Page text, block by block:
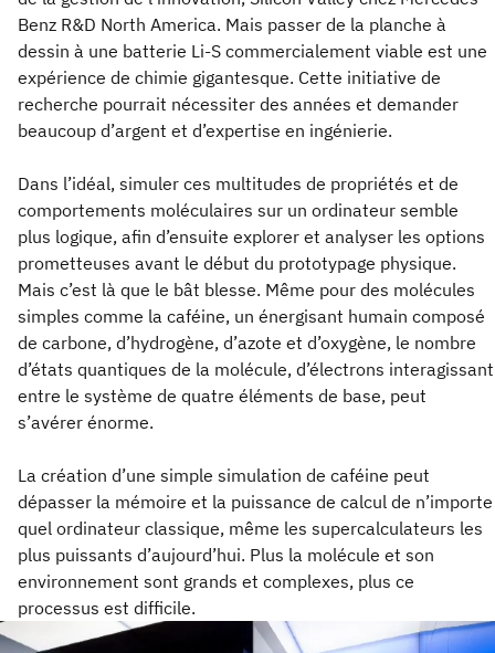
Benz R&D North America. Mais passer de la planche à
dessin à une batterie Li-S commercialement viable est une
expérience de chimie gigantesque. Cette initiative de
recherche pourrait nécessiter des années et demander
beaucoup d’argent et d’expertise en ingénierie.
Dans l’idéal, simuler ces multitudes de propriétés et de
comportements moléculaires sur un ordinateur semble
plus logique, afin d’ensuite explorer et analyser les options
prometteuses avant le début du prototypage physique.
Mais c’est là que le bât blesse. Même pour des molécules
simples comme la caféine, un énergisant humain composé
de carbone, d’hydrogène, d’azote et d’oxygène, le nombre
d’états quantiques de la molécule, d’électrons interagissant
entre le système de quatre éléments de base, peut
s’avérer énorme.
La création d’une simple simulation de caféine peut
dépasser la mémoire et la puissance de calcul de n’importe
quel ordinateur classique, même les supercalculateurs les
plus puissants d’aujourd’hui. Plus la molécule et son
environnement sont grands et complexes, plus ce
processus est difficile.